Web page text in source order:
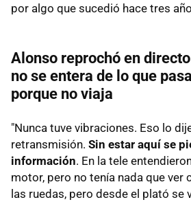
por algo que sucedió hace tres
Alonso reprochó en
no se entera de lo que
porque no viaja
"Nunca tuve vibraciones. Eso lo
retransmisión. Sin estar aquí se
información. En la tele
motor, pero no tenía nada que ver
las ruedas, pero desde el plató se